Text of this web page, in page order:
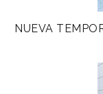
NUEVA